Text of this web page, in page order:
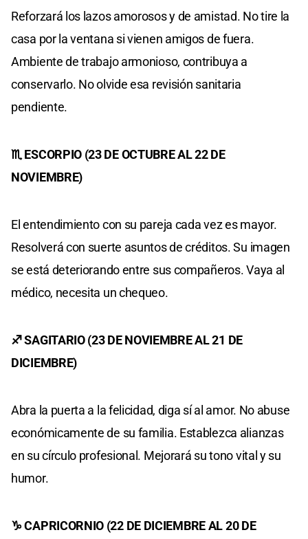
Reforzará los lazos amorosos y de amistad. No tire la
casa por la ventana si vienen amigos de fuera.
Ambiente de trabajo armonioso, contribuya a
conservarlo. No olvide esa revisión sanitaria
pendiente.
♏ ESCORPIO (23 DE OCTUBRE AL 22 DE
NOVIEMBRE)
El entendimiento con su pareja cada vez es mayor.
Resolverá con suerte asuntos de créditos. Su imagen
se está deteriorando entre sus compañeros. Vaya al
médico, necesita un chequeo.
♐ SAGITARIO (23 DE NOVIEMBRE AL 21 DE
DICIEMBRE)
Abra la puerta a la felicidad, diga sí al amor. No abuse
económicamente de su familia. Establezca alianzas
en su círculo profesional. Mejorará su tono vital y su
humor.
♑ CAPRICORNIO (22 DE DICIEMBRE AL 20 DE